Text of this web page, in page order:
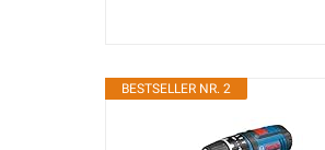
BESTSELLER NR. 2